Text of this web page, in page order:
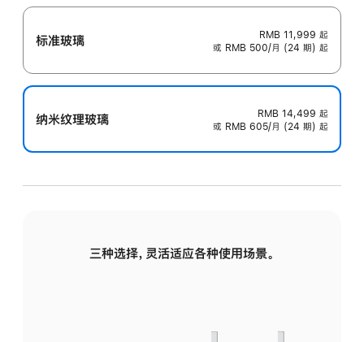
标准玻璃 RMB 11,999 起
或 RMB 500/月 (24 期) 起
纳米纹理玻璃 RMB 14,499 起
或 RMB 605/月 (24 期) 起
三种选择，灵活适应各种使用场景。